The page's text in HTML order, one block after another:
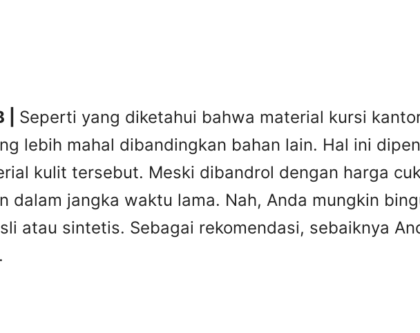
| Seperti yang diketahui bahwa material kursi
lebih mahal dibandingkan bahan lain. Hal ini
kulit tersebut. Meski dibandrol dengan harga
dalam jangka waktu lama. Nah, Anda mungkin
atau sintetis. Sebagai rekomendasi, sebaiknya